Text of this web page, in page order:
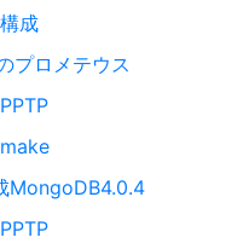
成
プロメテウス
MongoDB4.0.4